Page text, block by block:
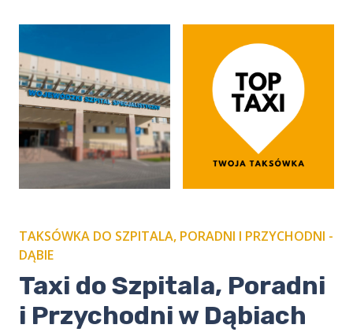
TAKSÓWKA DO SZPITALA, PORADNI I PRZYCHODNI -
DĄBIE
​​Taxi do Szpitala, Poradni
i Przychodni w Dąbiach